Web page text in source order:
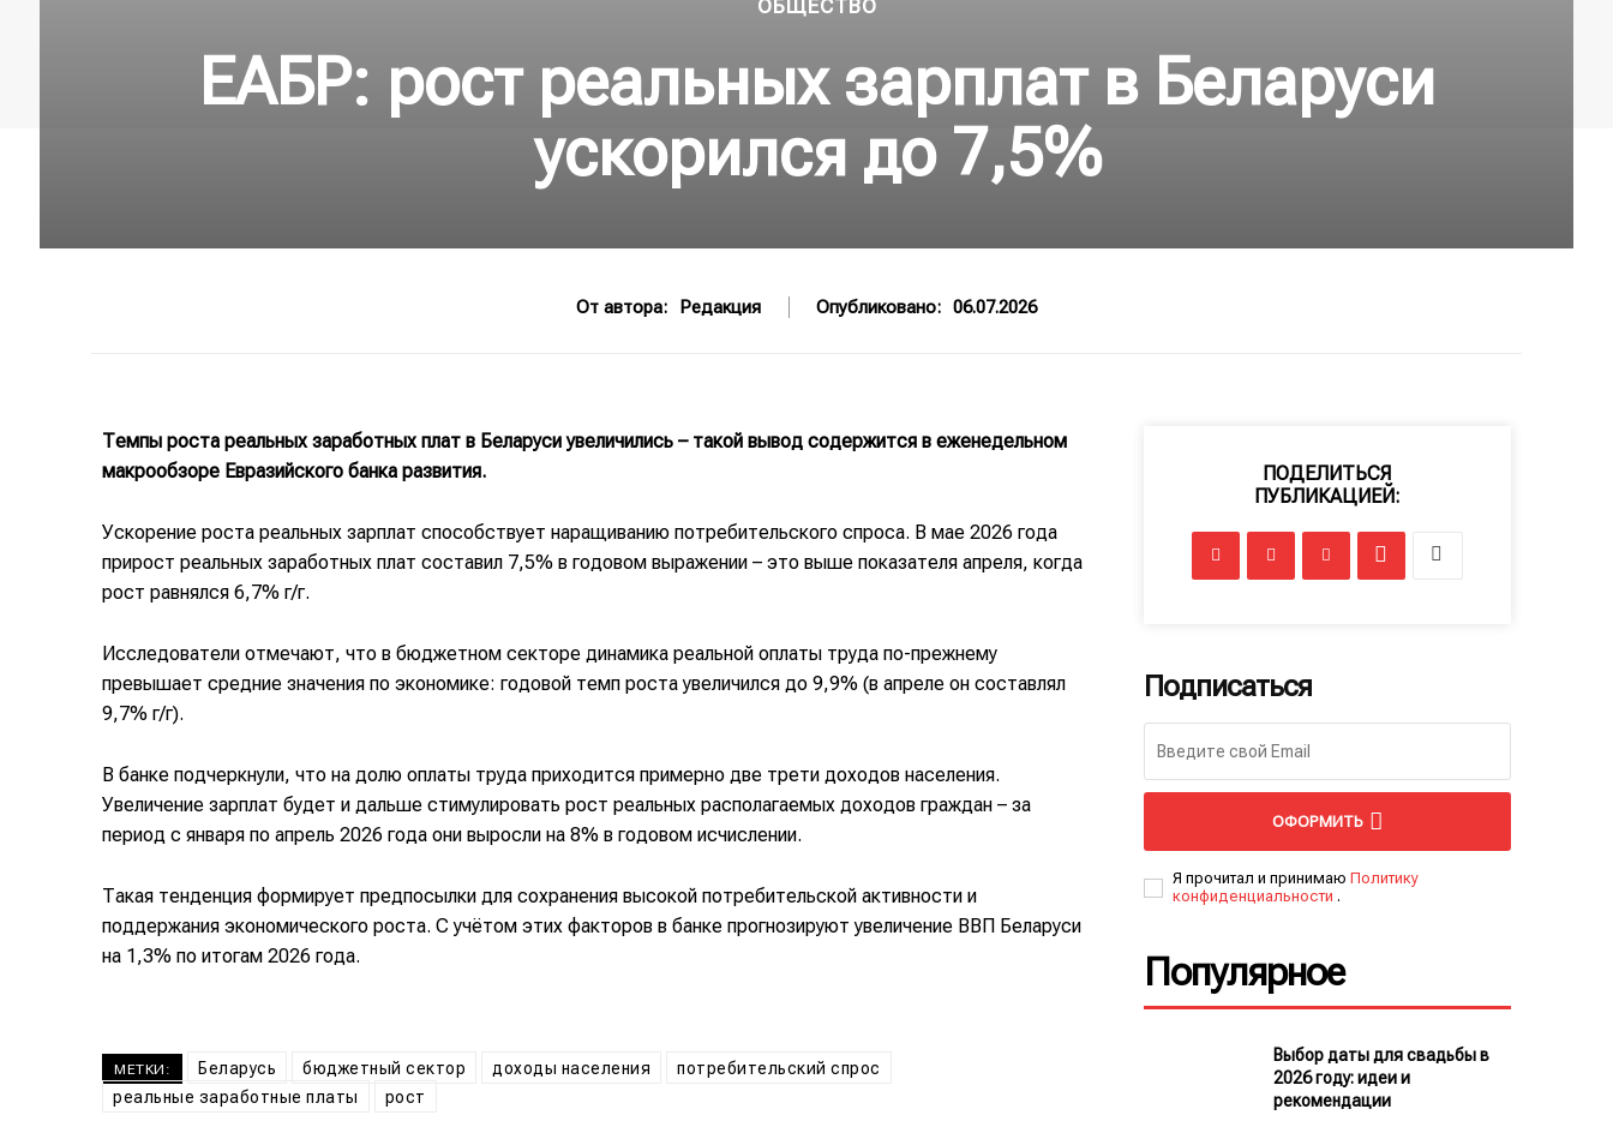
ОБЩЕСТВО
ЕАБР: рост реальных зарплат в Беларуси
ускорился до 7,5%
От автора: Редакция Опубликовано: 06.07.2026
Темпы роста реальных заработных плат в Беларуси увеличились – такой вывод содержится в еженедельном
макрообзоре Евразийского банка развития.
Ускорение роста реальных зарплат способствует наращиванию потребительского спроса. В мае 2026 года
прирост реальных заработных плат составил 7,5% в годовом выражении – это выше показателя апреля, когда
рост равнялся 6,7% г/г.
Исследователи отмечают, что в бюджетном секторе динамика реальной оплаты труда по-прежнему
превышает средние значения по экономике: годовой темп роста увеличился до 9,9% (в апреле он составлял
9,7% г/г).
В банке подчеркнули, что на долю оплаты труда приходится примерно две трети доходов населения.
Увеличение зарплат будет и дальше стимулировать рост реальных располагаемых доходов граждан – за
период с января по апрель 2026 года они выросли на 8% в годовом исчислении.
Такая тенденция формирует предпосылки для сохранения высокой потребительской активности и
поддержания экономического роста. С учётом этих факторов в банке прогнозируют увеличение ВВП Беларуси
на 1,3% по итогам 2026 года.
МЕТКИ: Беларусь бюджетный сектор доходы населения
потребительский спрос
реальные заработные платы
рост
ПОДЕЛИТЬСЯ
ПУБЛИКАЦИЕЙ:
Подписаться
ОФОРМИТЬ
Я прочитал и принимаю Политику
конфиденциальности .
Популярное
Выбор даты для свадьбы в
2026 году: идеи и
рекомендации